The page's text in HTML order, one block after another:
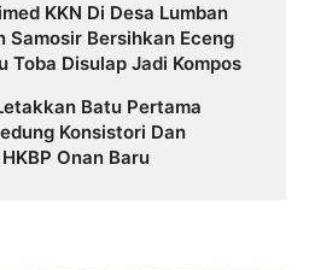
KKN Di Desa Lumban
Samosir Bersihkan Eceng
Toba Disulap Jadi Kompos
Batu Pertama
Konsistori Dan
Onan Baru